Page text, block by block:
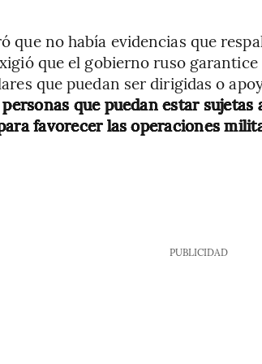
que no había evidencias que
que el gobierno ruso garantice
que puedan ser dirigidas o
que puedan estar
favorecer las operaciones
PUBLICIDAD